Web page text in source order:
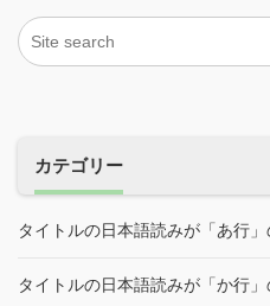
カテゴリー
タイトルの日本語読みが「あ行
タイトルの日本語読みが「か行